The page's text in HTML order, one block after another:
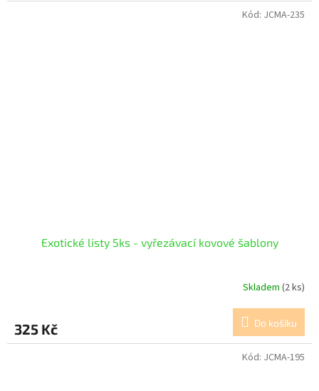
Exotické listy 5ks - vyřezávací kovové šablony
Skladem (2 ks)
325 Kč Do košíku
Kód: JCMA-235
Kód: JCMA-195